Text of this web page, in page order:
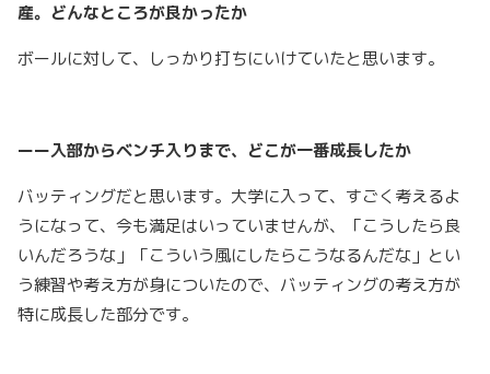
産。どんなところが良かったか
ボールに対して、しっかり打ちにいけていたと思います。
ーー入部からベンチ入りまで、どこが一番成長したか
バッティングだと思います。大学に入って、すごく考えるよ
うになって、今も満足はいっていませんが、「こうしたら良
いんだろうな」「こういう風にしたらこうなるんだな」とい
う練習や考え方が身についたので、バッティングの考え方が
特に成長した部分です。